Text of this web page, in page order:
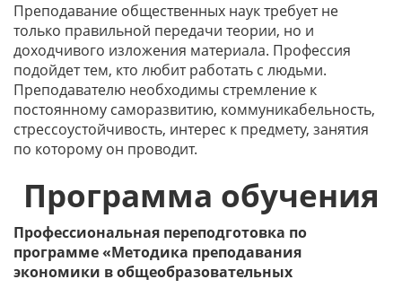
Преподавание общественных наук требует не
только правильной передачи теории, но и
доходчивого изложения материала. Профессия
подойдет тем, кто любит работать с людьми.
Преподавателю необходимы стремление к
постоянному саморазвитию, коммуникабельность,
стрессоустойчивость, интерес к предмету, занятия
по которому он проводит.
Программа обучения
Профессиональная переподготовка по
программе «Методика преподавания
экономики в общеобразовательных